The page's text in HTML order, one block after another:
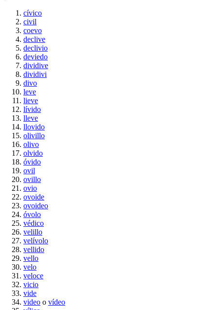
cívico
civil
coevo
declive
declivio
deviedo
dividive
dividivi
divo
leve
lieve
lívido
lleve
llovido
olivillo
olivo
olvido
óvido
ovil
ovillo
ovio
ovoide
ovoideo
óvolo
védico
velillo
velívolo
vellido
vello
velo
veloce
vicio
vide
video o vídeo